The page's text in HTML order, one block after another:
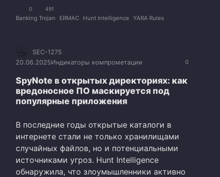
0 491
Banking Trojan ERMAC Hunt Intelligence YARA Rules
0
SEC-1275
20.06.2025Индикаторы компрометации
SpyNote в открытых директориях: как
вредоносное ПО маскируется под
популярные приложения
В последние годы открытые каталоги в
интернете стали не только хранилищами
случайных файлов, но и потенциальными
источниками угроз. Hunt Intelligence
обнаружила, что злоумышленники активно